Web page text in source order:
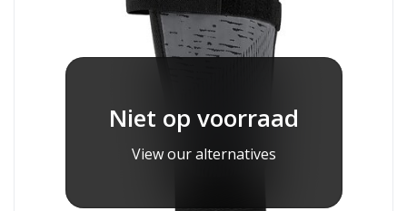
Niet op voorraad
View our alternatives